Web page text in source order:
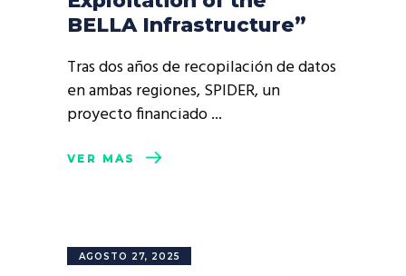
BELLA Infrastructure”
Tras dos años de recopilación de datos
en ambas regiones, SPIDER, un
proyecto financiado
VER MÁS
AGOSTO 27, 2025